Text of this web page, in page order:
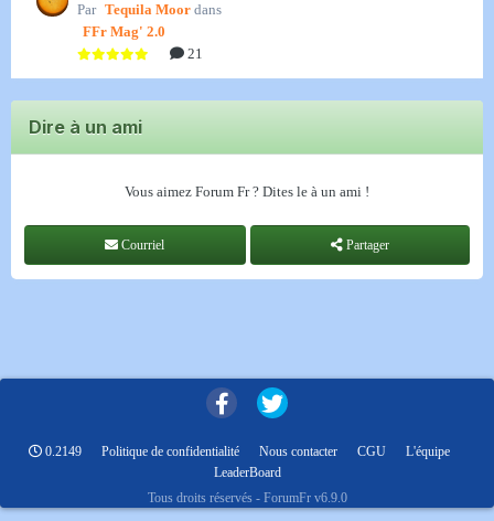
Par Tequila Moor dans
FFr Mag' 2.0
21
Dire à un ami
Vous aimez Forum Fr ? Dites le à un ami !
Courriel Partager
0.2149 Politique de confidentialité Nous contacter CGU
L'équipe
LeaderBoard
Tous droits réservés - ForumFr v6.9.0